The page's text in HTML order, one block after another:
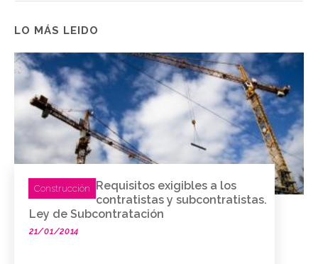
LO MÁS LEIDO
Construcción
Requisitos exigibles a los
contratistas y subcontratistas.
Ley de Subcontratación
21/01/2014